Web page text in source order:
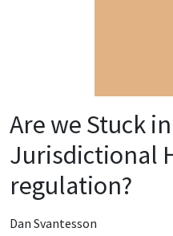
Are we Stuck
Jurisdictional
regulation?
Dan Svantesson